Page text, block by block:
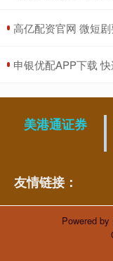
高亿配资官网 微短剧
申银优配APP下载
美港通证券
友情链接：
Powered by